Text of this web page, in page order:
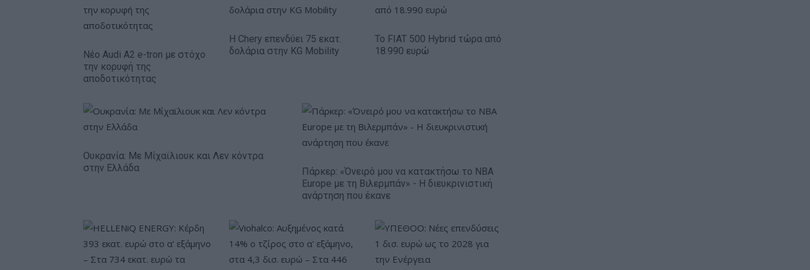
Νέο Audi A2 e-tron με στόχο
την κορυφή της
αποδοτικότητας
Η Chery επενδύει 75 εκατ.
δολάρια στην KG Mobility
Το FIAT 500 Hybrid τώρα από
18.990 ευρώ
Ουκρανία: Με Μίχαϊλιουκ και Λεν κόντρα
στην Ελλάδα
Πάρκερ: «Όνειρό μου να κατακτήσω το ΝΒΑ
Europe με τη Βιλερμπάν» - Η διευκρινιστική
ανάρτηση που έκανε